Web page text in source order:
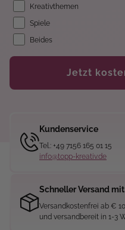
Kreativthemen
Spiele
Beides
Jetzt
Kundenservice
Tel.: +49 7156 165 01 15
info@topp-kreativ.de
Schneller Versand mit
Versandkostenfrei ab €
und versandbereit in 1-3